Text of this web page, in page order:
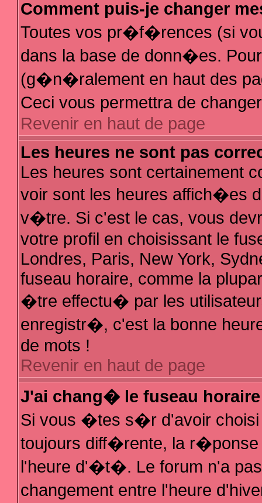
Comment puis-je changer
Toutes vos pr�f�rences (si
dans la base de donn�es.
(g�n�ralement en haut des
Ceci vous permettra de
Revenir en haut de page
Les heures ne sont pas
Les heures sont certainement
voir sont les heures affich�es
v�tre. Si c'est le cas, vous
votre profil en choisissant le
Londres, Paris, New York,
fuseau horaire, comme la
�tre effectu� par les
enregistr�, c'est la bonne
de mots !
Revenir en haut de page
J'ai chang� le fuseau
Si vous �tes s�r d'avoir choisi
toujours diff�rente, la
l'heure d'�t�. Le forum n'a
changement entre l'heure